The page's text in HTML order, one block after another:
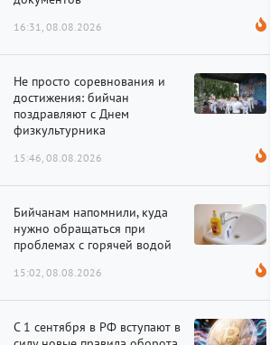
16:31, 08.08.2026
Не просто соревнования и
достижения: бийчан
поздравляют с Днем
физкультурника
15:46, 08.08.2026
Бийчанам напомнили, куда
нужно обращаться при
проблемах с горячей водой
15:02, 08.08.2026
С 1 сентября в РФ вступают в